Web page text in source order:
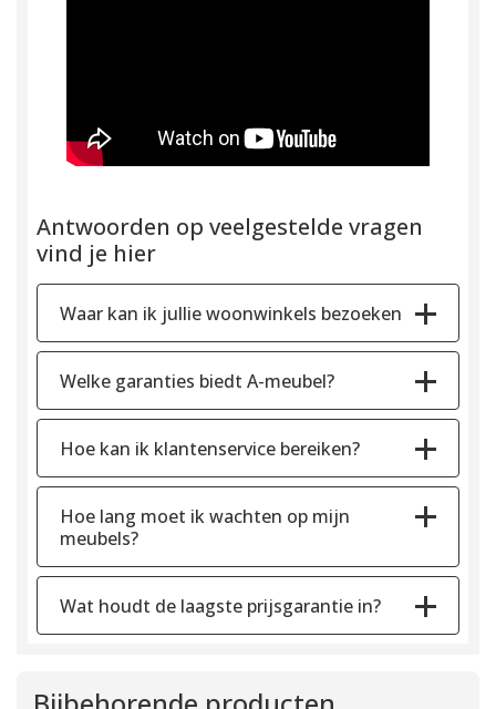
Antwoorden op veelgestelde vragen
vind je hier
Waar kan ik jullie woonwinkels bezoeken
Welke garanties biedt A-meubel?
Hoe kan ik klantenservice bereiken?
Hoe lang moet ik wachten op mijn
meubels?
Wat houdt de laagste prijsgarantie in?